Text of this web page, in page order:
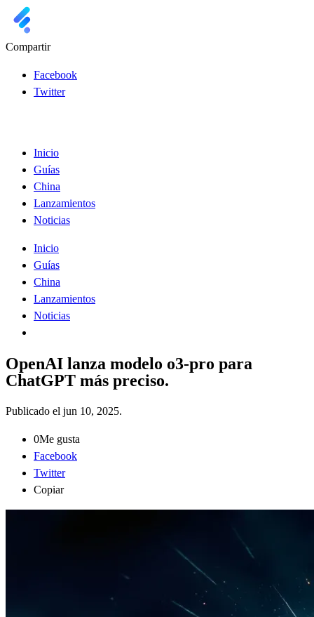
Compartir
Facebook
Twitter
Inicio
Guías
China
Lanzamientos
Noticias
Inicio
Guías
China
Lanzamientos
Noticias
OpenAI lanza modelo o3-pro para
ChatGPT más preciso.
Publicado el jun 10, 2025.
0Me gusta
Facebook
Twitter
Copiar